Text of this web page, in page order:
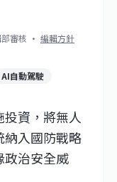
審核 · 編輯方針
AI自動駕駛
資，將無人
納入國防戰略
政治安全威